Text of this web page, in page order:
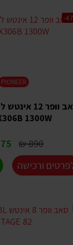
PIONEER
1300W
890 ₪
₪
-
ורכישה